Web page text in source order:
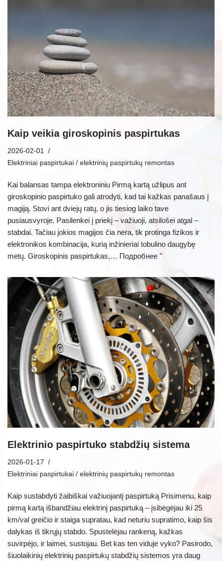
Kaip veikia giroskopinis paspirtukas
2026-02-01
Elektriniai paspirtukai / elektrinių paspirtukų remontas
Kai balansas tampa elektroniniu Pirmą kartą užlipus ant
giroskopinio paspirtuko gali atrodyti, kad tai kažkas panašaus į
magiją. Stovi ant dviejų ratų, o jis tiesiog laiko tave
pusiausvyroje. Pasilenkei į priekį – važiuoji, atsilošei atgal –
stabdai. Tačiau jokios magijos čia nėra, tik protinga fizikos ir
elektronikos kombinacija, kurią inžinieriai tobulino daugybę
metų. Giroskopinis paspirtukas,… Подробнее "
Elektrinio paspirtuko stabdžių sistema
2026-01-17
Elektriniai paspirtukai / elektrinių paspirtukų remontas
Kaip sustabdyti žaibiškai važiuojantį paspirtuką Prisimenu, kaip
pirmą kartą išbandžiau elektrinį paspirtuką – įsibėgėjau iki 25
km/val greičio ir staiga supratau, kad neturiu supratimo, kaip šis
dalykas iš tikrųjų stabdo. Spustelėjau rankeną, kažkas
suvirpėjo, ir laimei, sustojau. Bet kas ten viduje vyko? Pasirodo,
šiuolaikinių elektrinių paspirtukų stabdžių sistemos yra daug